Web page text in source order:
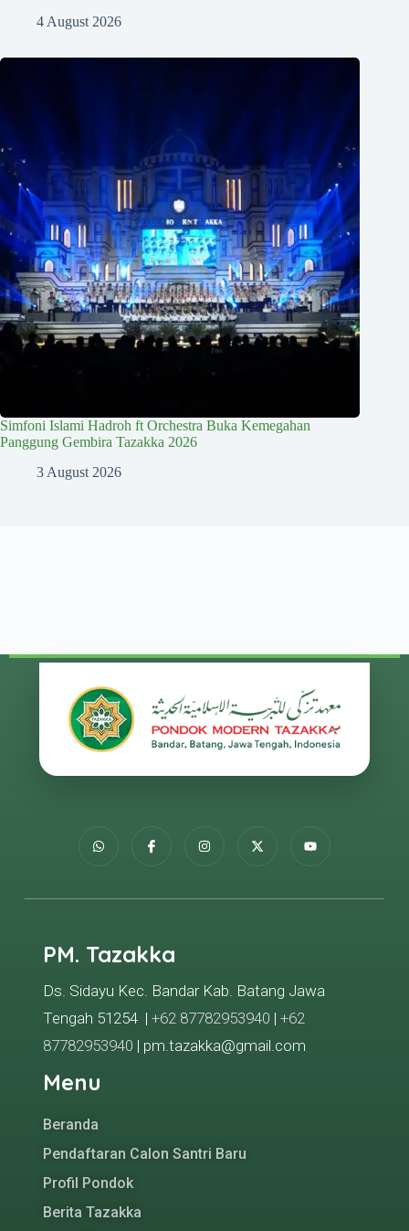
4 August 2026
Simfoni Islami Hadroh ft Orchestra Buka Kemegahan
Panggung Gembira Tazakka 2026
3 August 2026
PM. Tazakka
Ds. Sidayu Kec. Bandar Kab. Batang Jawa
Tengah 51254 | +62 87782953940 | +62
87782953940 | pm.tazakka@gmail.com
Menu
Beranda
Pendaftaran Calon Santri Baru
Profil Pondok
Berita Tazakka